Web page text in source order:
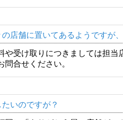
店舗に置いてあるようですが
や受け取りにつきましては担
問合せください。
いのですが？